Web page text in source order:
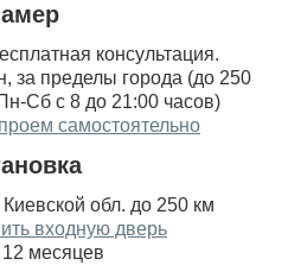
консультация.
за пределы города (до 250
Сб с 8 до 21:00 часов)
самостоятельно
обл. до 250 км
входную дверь
12 месяцев